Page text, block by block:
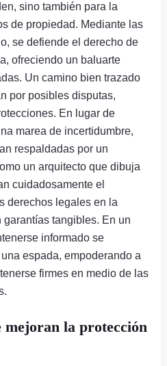
sino también para la
de propiedad. Mediante las
se defiende el derecho de
ofreciendo un baluarte
Un camino bien trazado
por posibles disputas,
En lugar de
marea de incertidumbre,
respaldadas por un
un arquitecto que dibuja
cuidadosamente el
derechos legales en la
tangibles. En un
informado se
espada, empoderando a
firmes en medio de las
mejoran la protección